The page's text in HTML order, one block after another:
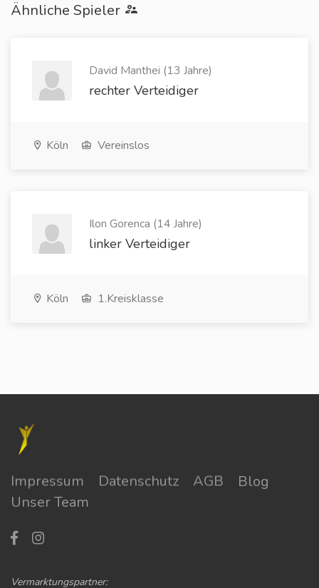
Ähnliche Spieler
David Manthei (13 Jahre)
rechter Verteidiger
Köln Vereinslos
Ilon Gorenca (14 Jahre)
linker Verteidiger
Köln 1.Kreisklasse
Impressum Datenschutz AGB
Blog
Unser Team
Vermarktungspartner: